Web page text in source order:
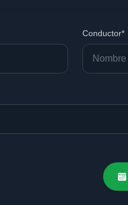
Conductor*